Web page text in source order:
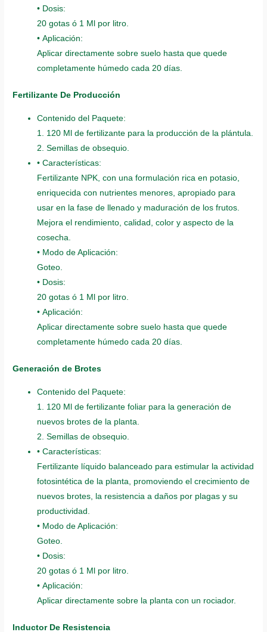
• Dosis:
20 gotas ó 1 Ml por litro.
• Aplicación:
Aplicar directamente sobre suelo hasta que quede
completamente húmedo cada 20 días.
Fertilizante De Producción
Contenido del Paquete:
1. 120 Ml de fertilizante para la producción de la plántula.
2. Semillas de obsequio.
• Características:
Fertilizante NPK, con una formulación rica en potasio,
enriquecida con nutrientes menores, apropiado para
usar en la fase de llenado y maduración de los frutos.
Mejora el rendimiento, calidad, color y aspecto de la
cosecha.
• Modo de Aplicación:
Goteo.
• Dosis:
20 gotas ó 1 Ml por litro.
• Aplicación:
Aplicar directamente sobre suelo hasta que quede
completamente húmedo cada 20 días.
Generación de Brotes
Contenido del Paquete:
1. 120 Ml de fertilizante foliar para la generación de
nuevos brotes de la planta.
2. Semillas de obsequio.
• Características:
Fertilizante líquido balanceado para estimular la actividad
fotosintética de la planta, promoviendo el crecimiento de
nuevos brotes, la resistencia a daños por plagas y su
productividad.
• Modo de Aplicación:
Goteo.
• Dosis:
20 gotas ó 1 Ml por litro.
• Aplicación:
Aplicar directamente sobre la planta con un rociador.
Inductor De Resistencia